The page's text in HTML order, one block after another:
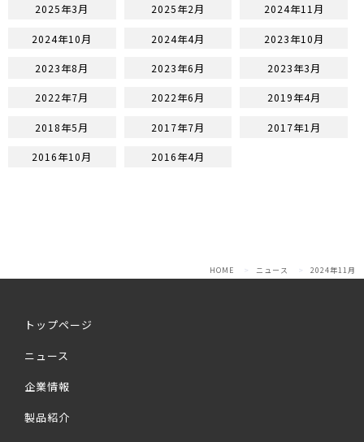
2025年3月 2025年2月 2024年11月
2024年10月 2024年4月 2023年10月
2023年8月 2023年6月 2023年3月
2022年7月 2022年6月 2019年4月
2018年5月 2017年7月 2017年1月
2016年10月 2016年4月
HOME ニュース 2024年11月
トップページ
ニュース
企業情報
製品紹介